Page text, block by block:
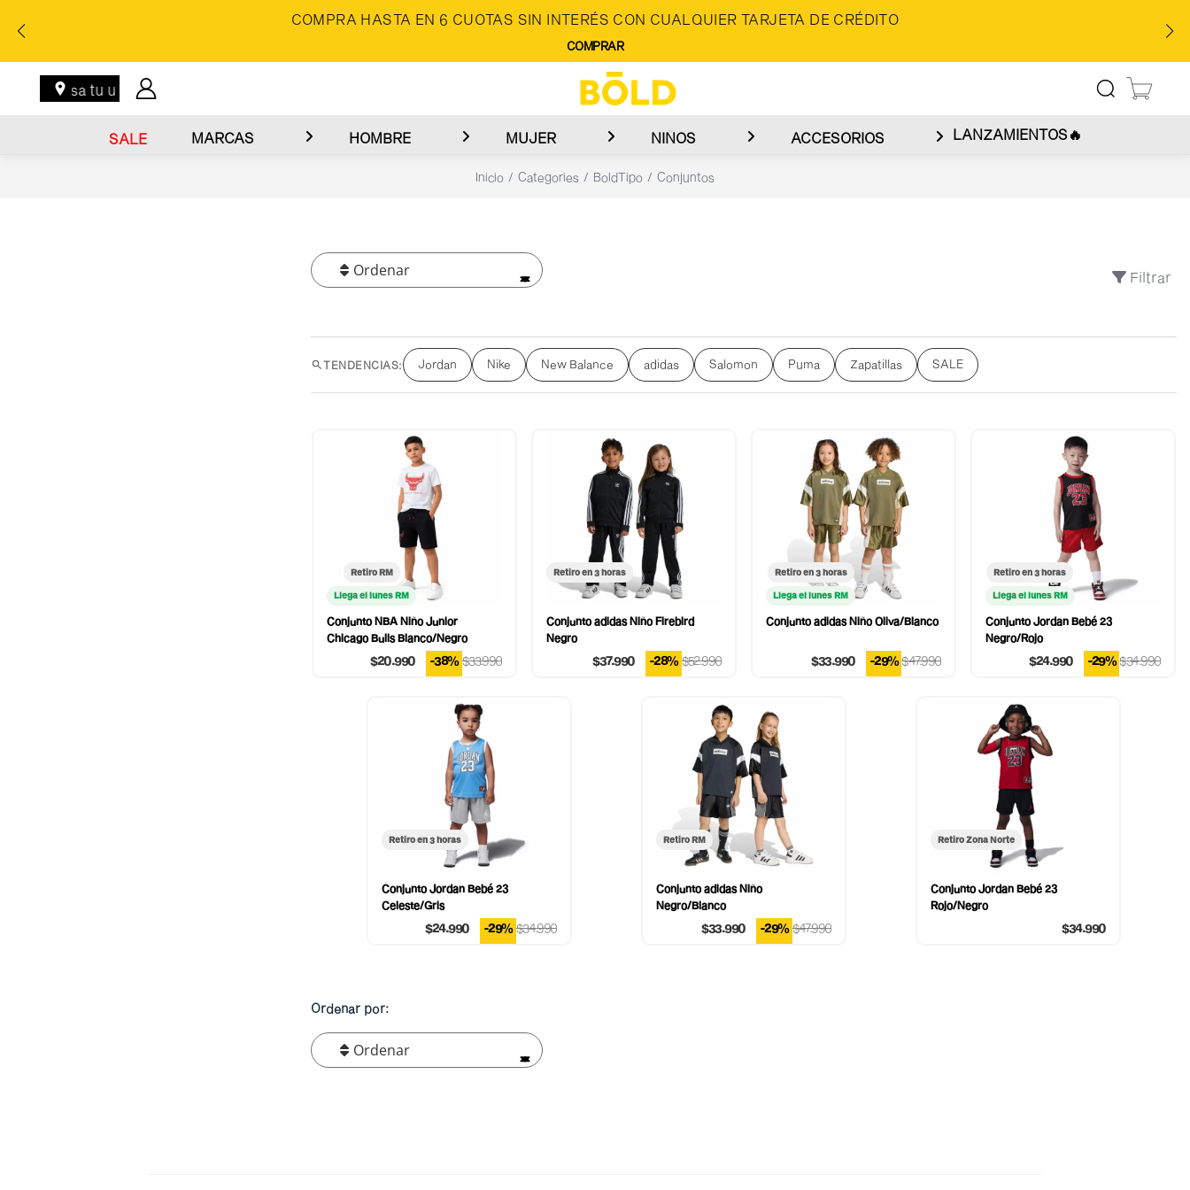
COMPRA HASTA EN 6 CUOTAS SIN INTERÉS CON CUALQUIER TARJETA DE CRÉDITO
COMPRAR
Ingresa tu ubicación
SALE MARCAS HOMBRE MUJER NIÑOS ACCESORIOS LANZAMIENTOS🔥
Inicio Categories BoldTipo Conjuntos
Ordenar Filtrar
TENDENCIAS: Jordan Nike New Balance adidas Salomon Puma Zapatillas SALE
Retiro RM
Llega el lunes RM
Conjunto NBA Niño Junior
Chicago Bulls Blanco/Negro
$33.990
$20.990 -38%
Retiro en 3 horas
Conjunto adidas Niño Firebird
Negro
$52.990
$37.990 -28%
Retiro en 3 horas
Llega el lunes RM
Conjunto adidas Niño Oliva/Blanco
$47.990
$33.990 -29%
Retiro en 3 horas
Llega el lunes RM
Conjunto Jordan Bebé 23
Negro/Rojo
$34.990
$24.990 -29%
Retiro en 3 horas
Conjunto Jordan Bebé 23
Celeste/Gris
$34.990
$24.990 -29%
Retiro RM
Conjunto adidas Niño
Negro/Blanco
$47.990
$33.990 -29%
Retiro Zona Norte
Conjunto Jordan Bebé 23
Rojo/Negro
$34.990
Ordenar por:
Ordenar